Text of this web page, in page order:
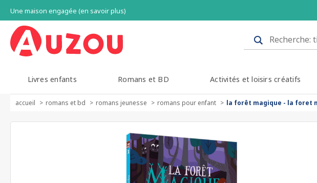
Une maison engagée (en savoir plus)
Livres enfants Romans et BD Activités et loisirs créatifs
accueil romans et bd romans jeunesse romans pour enfant la forêt magique - la foret